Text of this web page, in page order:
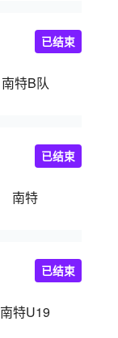
南特B队
已结束
南特
已结束
南特U19
已结束